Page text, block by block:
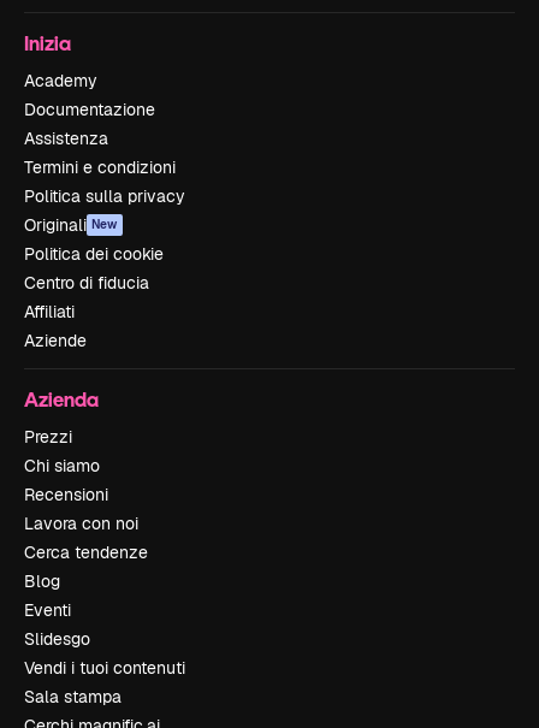
Inizia
Academy
Documentazione
Assistenza
Termini e condizioni
Politica sulla privacy
Originali New
Politica dei cookie
Centro di fiducia
Affiliati
Aziende
Azienda
Prezzi
Chi siamo
Recensioni
Lavora con noi
Cerca tendenze
Blog
Eventi
Slidesgo
Vendi i tuoi contenuti
Sala stampa